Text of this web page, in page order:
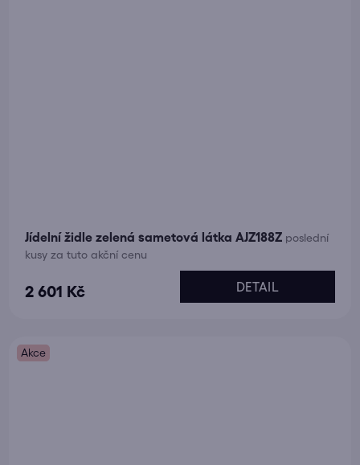
Jídelní židle zelená sametová látka AJZ188Z poslední
kusy za tuto akční cenu
2 601 Kč DETAIL
Akce